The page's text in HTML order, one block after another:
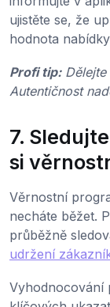
ujistěte se, že
hodnota
Profi tip:
Autentičnost
7.
si
Věrnostní
necháte běžet.
průběžně
udržení
Vyhodnocování